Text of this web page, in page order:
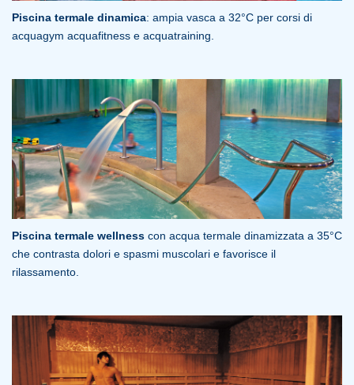
Piscina termale dinamica: ampia vasca a 32°C per corsi di
acquagym acquafitness e acquatraining.
Piscina termale wellness con acqua termale dinamizzata a 35°C
che contrasta dolori e spasmi muscolari e favorisce il
rilassamento.